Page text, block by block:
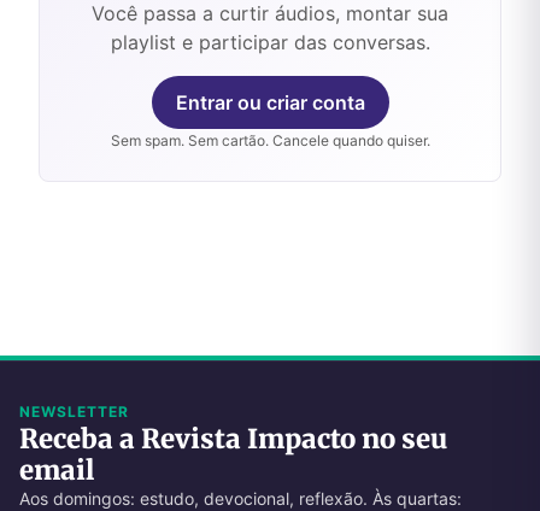
Você passa a curtir áudios, montar sua
playlist e participar das conversas.
Entrar ou criar conta
Sem spam. Sem cartão. Cancele quando quiser.
NEWSLETTER
Receba a Revista Impacto no seu
email
Aos domingos: estudo, devocional, reflexão. Às quartas: